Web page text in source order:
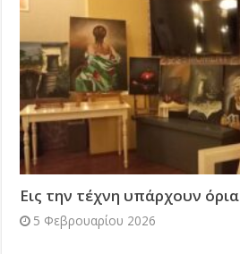
Εις την τέχνη υπάρχουν όρια
5 Φεβρουαρίου 2026